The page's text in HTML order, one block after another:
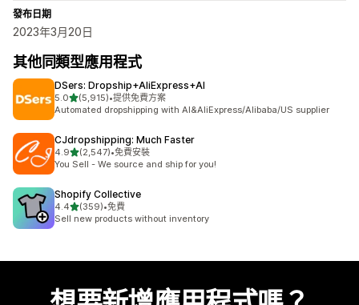
發布日期
2023年3月20日
其他同類型應用程式
DSers: Dropship+AliExpress+AI
5.0滿分 5 顆星
(5,915)
共有 5915 則評價
•提供免費方案
Automated dropshipping with AI&AliExpress/Alibaba/US supplier
CJdropshipping: Much Faster
4.9滿分 5 顆星
(2,547)
共有 2547 則評價
•免費安裝
You Sell - We source and ship for you!
Shopify Collective
4.4滿分 5 顆星
(359)
共有 359 則評價
•免費
Sell new products without inventory